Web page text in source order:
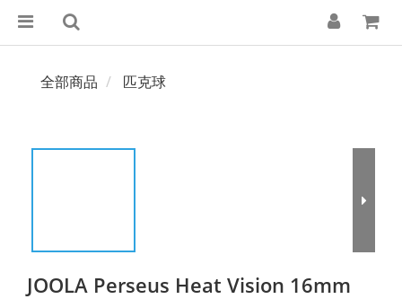
全部商品 匹克球
JOOLA Perseus Heat Vision 16mm